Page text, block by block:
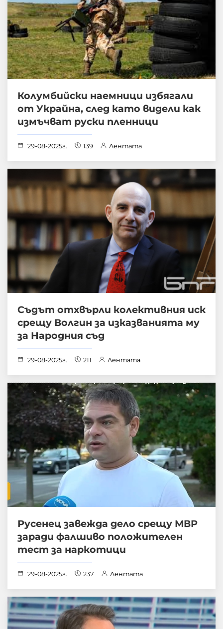
Колумбийски наемници избягали
от Украйна, след като видели как
измъчват руски пленници
29-08-2025г. 139 Лентата
Съдът отхвърли колективния иск
срещу Волгин за изказванията му
за Народния съд
29-08-2025г. 211 Лентата
Русенец завежда дело срещу МВР
заради фалшиво положителен
тест за наркотици
29-08-2025г. 237 Лентата